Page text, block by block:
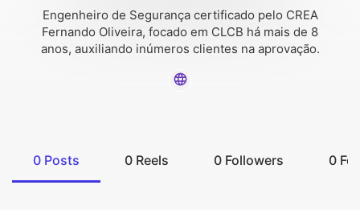
Engenheiro de Segurança certificado pelo CREA
Fernando Oliveira, focado em CLCB há mais de 8
anos, auxiliando inúmeros clientes na aprovação.
0 Posts 0 Reels 0 Followers 0